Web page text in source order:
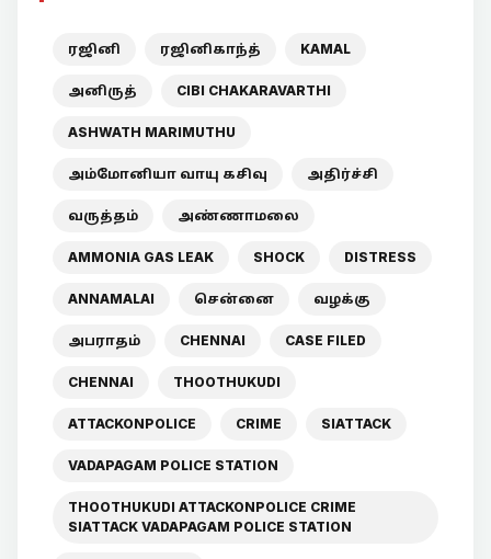
ரஜினி ரஜினிகாந்த் KAMAL
அனிருத் CIBI CHAKARAVARTHI
ASHWATH MARIMUTHU
அம்மோனியா வாயு கசிவு அதிர்ச்சி
வருத்தம் அண்ணாமலை
AMMONIA GAS LEAK SHOCK DISTRESS
ANNAMALAI சென்னை வழக்கு
அபராதம் CHENNAI CASE FILED
CHENNAI THOOTHUKUDI
ATTACKONPOLICE CRIME SIATTACK
VADAPAGAM POLICE STATION
THOOTHUKUDI ATTACKONPOLICE CRIME
SIATTACK VADAPAGAM POLICE STATION